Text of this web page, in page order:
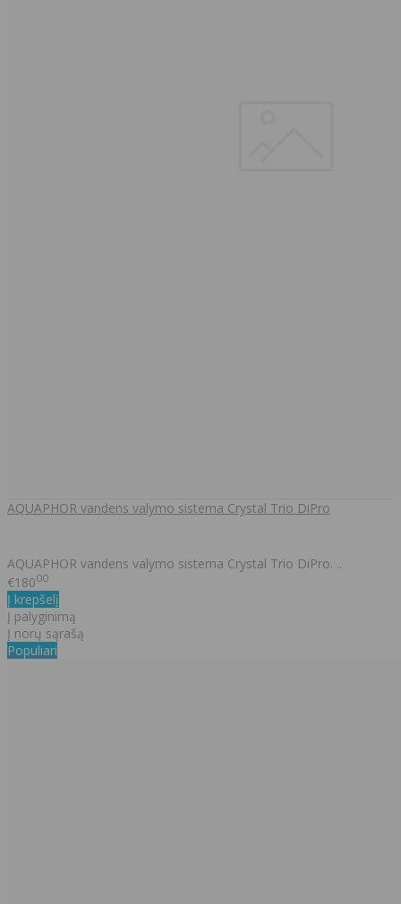
AQUAPHOR vandens valymo sistema Crystal Trio DiPro
AQUAPHOR vandens valymo sistema Crystal Trio DiPro. ..
€18000
Į krepšelį
Į palyginimą
Į norų sąrašą
Populiari